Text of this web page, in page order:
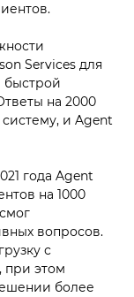
Services для
быстрой
на 2000
и Agent
года Agent
на 1000
вопросов.
с
при этом
более